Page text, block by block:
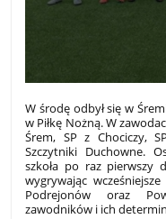
W środę odbył się w
w Piłkę Nożną. W
Śrem, SP z Chociczy,
Szczytniki Duchowne.
szkoła po raz pierwszy
wygrywając
Podrejonów oraz
zawodników i ich